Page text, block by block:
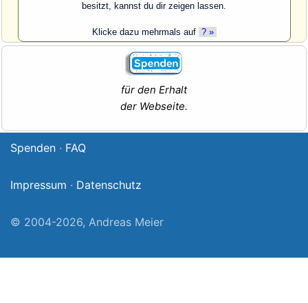
besitzt, kannst du dir zeigen lassen.
Klicke dazu mehrmals auf ? »
für den Erhalt
der Webseite.
Spenden · FAQ
Impressum · Datenschutz
© 2004-2026, Andreas Meier